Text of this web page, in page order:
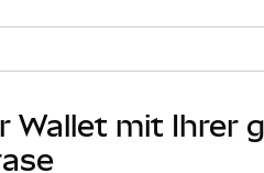
Wallet mit Ihrer